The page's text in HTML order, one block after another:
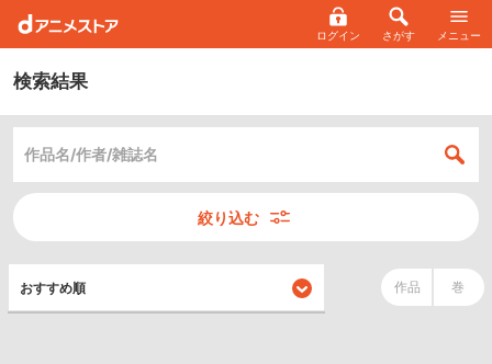
ログイン さがす メニュー
検索結果
絞り込む
作品 巻